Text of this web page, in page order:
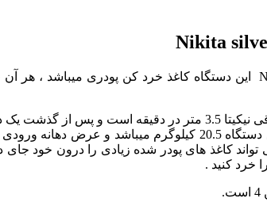
خرد کنید .